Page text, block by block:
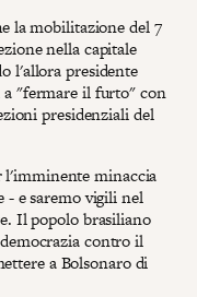
la mobilitazione del 7
nella capitale
l'allora presidente
"fermare il furto" con
presidenziali del
l'imminente minaccia
- e saremo vigili nel
Il popolo brasiliano
contro il
a Bolsonaro di